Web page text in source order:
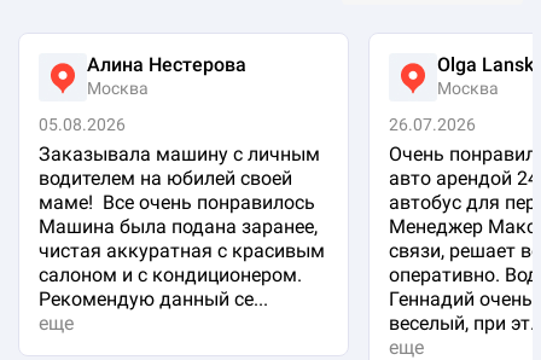
Алина Нестерова
Москва
05.08.2026
Заказывала машину с личным
водителем на юбилей своей
маме! Все очень понравилось
Машина была подана заранее,
чистая аккуратная с красивым
салоном и с кондиционером.
Рекомендую данный се...
еще
Olga
Москва
26.07.2026
Очень
авто арендой
автобус для
Менеджер
связи, решает
оперативно.
Геннадий очень
веселый, при
еще